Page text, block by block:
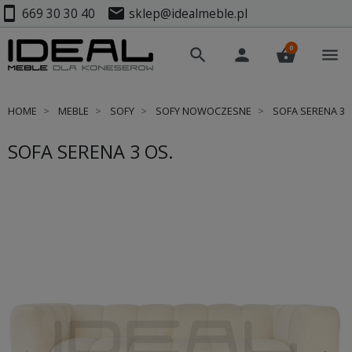
smartphone 669 30 30 40 mail sklep@idealmeble.pl
search person shopping_basket
0 menu
HOME MEBLE SOFY SOFY NOWOCZESNE SOFA SERENA 3
SOFA SERENA 3 OS.